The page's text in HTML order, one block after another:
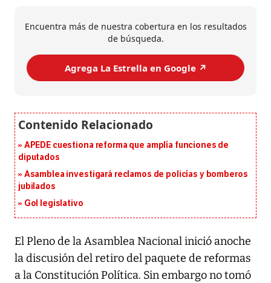
Encuentra más de nuestra cobertura en los resultados
de búsqueda.
Agrega La Estrella en Google ↗️
APEDE cuestiona reforma que amplía funciones de
diputados
Asamblea investigará reclamos de policías y bomberos
jubilados
Gol legislativo
El Pleno de la Asamblea Nacional inició anoche
la discusión del retiro del paquete de reformas
a la Constitución Política. Sin embargo no tomó